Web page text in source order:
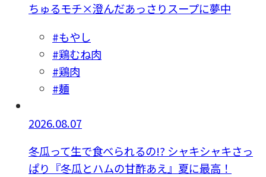
ちゅるモチ×澄んだあっさりスープに夢中
#もやし
#鶏むね肉
#鶏肉
#麺
2026.08.07
冬瓜って生で食べられるの!? シャキシャキさっ
ぱり『冬瓜とハムの甘酢あえ』夏に最高！